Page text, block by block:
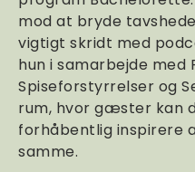
mod at bryde
vigtigt skridt med
hun i samarbejde med
Spiseforstyrrelser og
rum, hvor gæster kan
forhåbentlig inspirere
samme.